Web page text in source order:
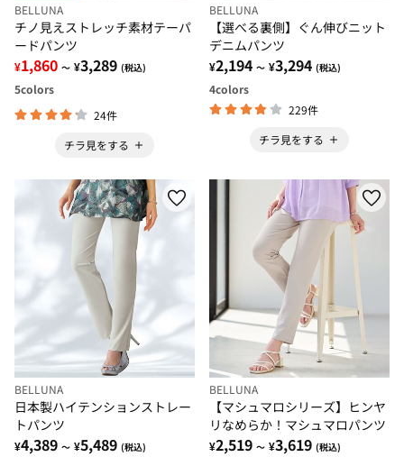
BELLUNA
チノ見えストレッチ素材テーパ
ードパンツ
¥1,860 ～ ¥3,289 (税込)
5colors
24件
チラ見をする
BELLUNA
【選べる裏側】ぐん伸びニット
デニムパンツ
¥2,194 ～ ¥3,294 (税込)
4colors
229件
チラ見をする
BELLUNA
日本製ハイテンションストレー
トパンツ
¥4,389 ～ ¥5,489 (税込)
BELLUNA
【マシュマロシリーズ】ヒンヤ
リなめらか！マシュマロパンツ
¥2,519 ～ ¥3,619 (税込)